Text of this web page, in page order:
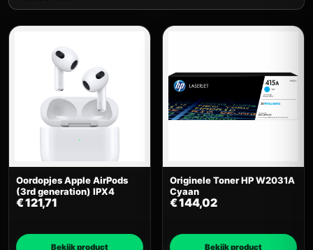
Oordopjes Apple AirPods
(3rd generation) IPX4
€121,71
Bekijk product
Originele Toner HP W2031A
Cyaan
€144,02
Bekijk product